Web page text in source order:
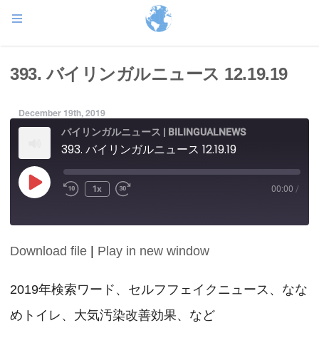
393. バイリンガルニュース 12.19.19
December 19th, 2019
バイリンガルニュース | BILINGUALNEWS
393. バイリンガルニュース 12.19.19
Play
Episode
1x 00:00 /
SHARE
LINK
EMBED
Download file Play in new window
2019年検索ワード、セルフフェイクニュース、なな
めトイレ、大気汚染改善効果、など